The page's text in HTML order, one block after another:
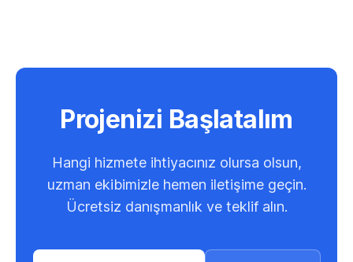
Projenizi Başlatalım
Hangi hizmete ihtiyacınız olursa olsun,
uzman ekibimizle hemen iletişime geçin.
Ücretsiz danışmanlık ve teklif alın.